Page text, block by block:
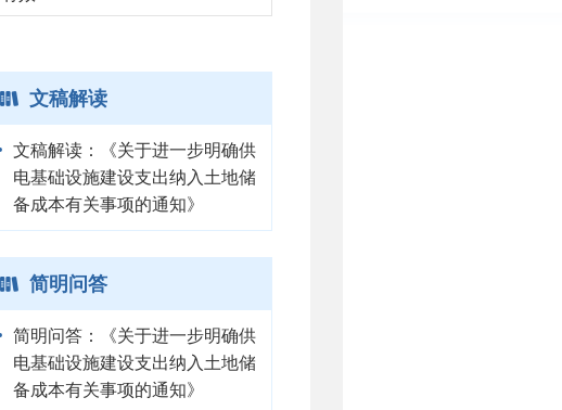
文稿解读
文稿解读：《关于进一步明确供
电基础设施建设支出纳入土地储
备成本有关事项的通知》
简明问答
简明问答：《关于进一步明确供
电基础设施建设支出纳入土地储
备成本有关事项的通知》